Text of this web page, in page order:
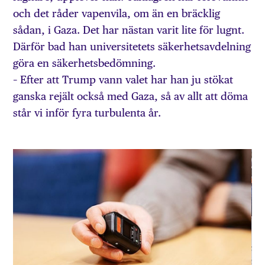
och det råder vapenvila, om än en bräcklig
sådan, i Gaza. Det har nästan varit lite för lugnt.
Därför bad han universitetets säkerhets­avdelning
göra en säkerhetsbedömning.
– Efter att Trump vann valet har han ju stökat
ganska rejält också med Gaza, så av allt att döma
står vi inför fyra turbulenta år.